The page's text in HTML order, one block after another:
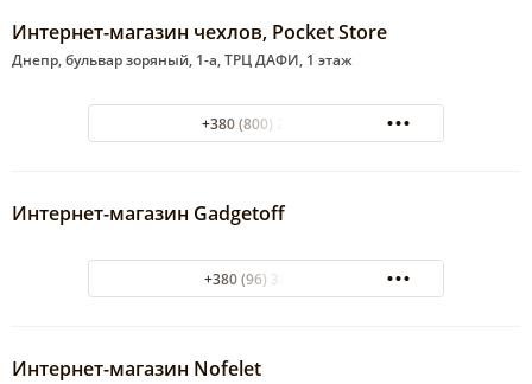
Интернет-магазин чехлов, Pocket Store
Днепр, бульвар зоряный, 1-а, ТРЦ ДАФИ, 1 этаж
+380 (800) 204 060
Интернет-магазин Gadgetoff
+380 (96) 3837722
Интернет-магазин Nofelet